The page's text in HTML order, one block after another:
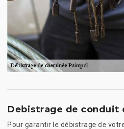
Debistrage de conduit
Pour garantir le débistrage de